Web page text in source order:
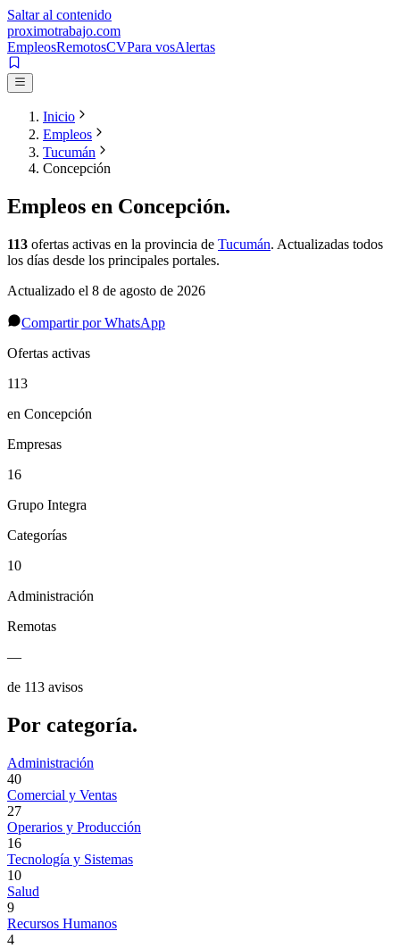
Saltar al contenido
proximotrabajo.com
EmpleosRemotosCVPara vosAlertas
Inicio
Empleos
Tucumán
Concepción
Empleos en Concepción.
113 ofertas activas en la provincia de Tucumán. Actualizadas todos
los días desde los principales portales.
Actualizado el 8 de agosto de 2026
Compartir por WhatsApp
Ofertas activas
113
en Concepción
Empresas
16
Grupo Integra
Categorías
10
Administración
Remotas
—
de 113 avisos
Por categoría.
Administración
40
Comercial y Ventas
27
Operarios y Producción
16
Tecnología y Sistemas
10
Salud
9
Recursos Humanos
4